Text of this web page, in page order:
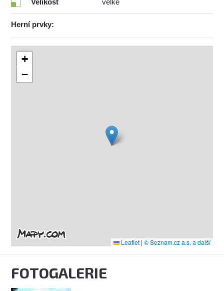
Velikost velké
Herní prvky:
+
−
Leaflet | © Seznam.cz a.s. a další
FOTOGALERIE